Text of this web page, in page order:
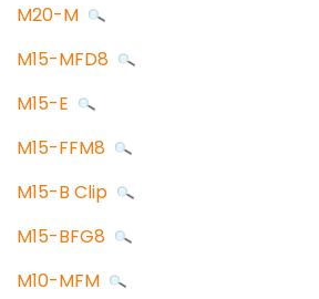
M20-M
M15-MFD8
M15-E
M15-FFM8
M15-B Clip
M15-BFG8
M10-MFM